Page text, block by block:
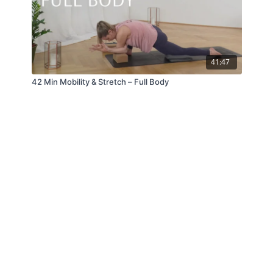
41:47
42 Min Mobility & Stretch – Full Body